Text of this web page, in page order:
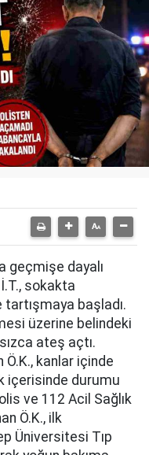
geçmişe dayalı
sokakta
tartışmaya başladı.
üzerine belindeki
ateş açtı.
kanlar içinde
içerisinde durumu
ve 112 Acil Sağlık
Ö.K., ilk
Üniversitesi Tıp